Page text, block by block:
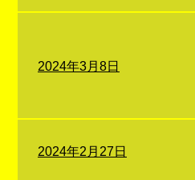
2024年3月8日
2024年2月27日